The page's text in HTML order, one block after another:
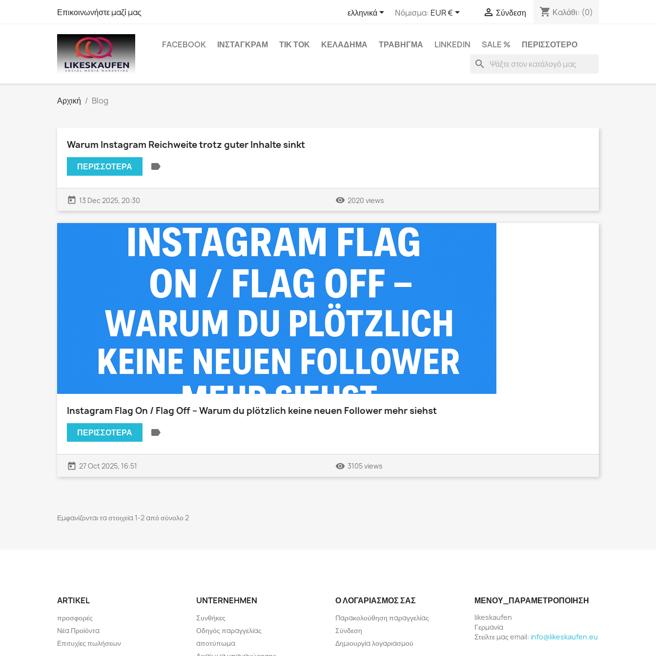
Επικοινωνήστε μαζί μας ελληνικά Νόμισμα: EUR €  Σύνδεση shopping_cart Καλάθι: (0)
FACEBOOK ΊΝΣΤΑΓΚΡΑΜ ΤΙΚ ΤΟΚ ΚΕΛΆΔΗΜΑ ΤΡΆΒΗΓΜΑ LINKEDIN SALE % ΠΕΡΙΣΣΌΤΕΡΟ
search
Αρχική Blog
Warum Instagram Reichweite trotz guter Inhalte sinkt
ΠΕΡΙΣΣΌΤΕΡΑ label
today 13 Dec 2025, 20:30 remove_red_eye 2020 views
Instagram Flag On / Flag Off – Warum du plötzlich keine neuen Follower mehr siehst
ΠΕΡΙΣΣΌΤΕΡΑ label
today 27 Oct 2025, 16:51 remove_red_eye 3105 views
Εμφανίζονται τα στοιχεία 1-2 από σύνολο 2
ARTIKEL
προσφορές
Νέα Προϊόντα
Επιτυχίες πωλήσεων
UNTERNEHMEN
Συνθήκες
Οδηγός παραγγελίας
αποτύπωμα
Ο ΛΟΓΑΡΙΑΣΜΌΣ ΣΑΣ
Παρακολούθηση παραγγελίας
Σύνδεση
Δημιουργία λογαριασμού
ΜΕΝΟΎ_ΠΑΡΑΜΕΤΡΟΠΟΊΗΣΗ
likeskaufen
Γερμανία
Στείλτε μας email: info@likeskaufen.eu